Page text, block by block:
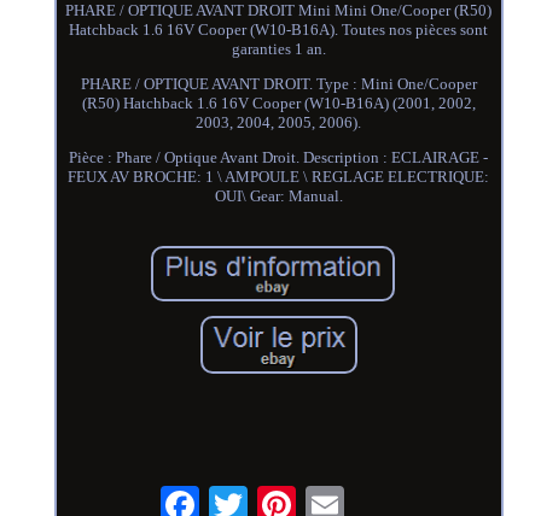
PHARE / OPTIQUE AVANT DROIT Mini Mini One/Cooper (R50)
Hatchback 1.6 16V Cooper (W10-B16A). Toutes nos pièces sont
garanties 1 an.
PHARE / OPTIQUE AVANT DROIT. Type : Mini One/Cooper
(R50) Hatchback 1.6 16V Cooper (W10-B16A) (2001, 2002,
2003, 2004, 2005, 2006).
Pièce : Phare / Optique Avant Droit. Description : ECLAIRAGE -
FEUX AV BROCHE: 1 \ AMPOULE \ REGLAGE ELECTRIQUE:
OUI\ Gear: Manual.